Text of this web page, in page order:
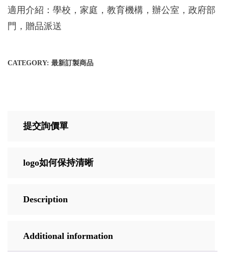
適用介紹：學校，家庭，教育機構，辦公室，政府部
門，贈品派送
CATEGORY: 最新訂製商品
提交詢價單
logo如何保持清晰
Description
Additional information